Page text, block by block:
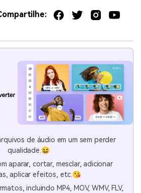
de áudio em um sem perder
qualidade.😆
aparar, cortar, mesclar, adicionar
aplicar efeitos, etc.😘
incluindo MP4, MOV, WMV, FLV,